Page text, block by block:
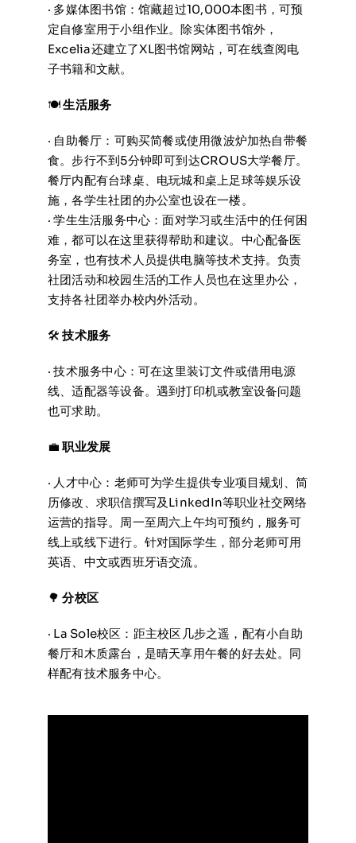
· 多媒体图书馆：馆藏超过10,000本图书，可预
定自修室用于小组作业。除实体图书馆外，
Excelia还建立了XL图书馆网站，可在线查阅电
子书籍和文献。
🍽️生活服务
· 自助餐厅：可购买简餐或使用微波炉加热自带餐
食。步行不到5分钟即可到达CROUS大学餐厅。
餐厅内配有台球桌、电玩城和桌上足球等娱乐设
施，各学生社团的办公室也设在一楼。
· 学生生活服务中心：面对学习或生活中的任何困
难，都可以在这里获得帮助和建议。中心配备医
务室，也有技术人员提供电脑等技术支持。负责
社团活动和校园生活的工作人员也在这里办公，
支持各社团举办校内外活动。
🛠️技术服务
· 技术服务中心：可在这里装订文件或借用电源
线、适配器等设备。遇到打印机或教室设备问题
也可求助。
💼职业发展
· 人才中心：老师可为学生提供专业项目规划、简
历修改、求职信撰写及LinkedIn等职业社交网络
运营的指导。周一至周六上午均可预约，服务可
线上或线下进行。针对国际学生，部分老师可用
英语、中文或西班牙语交流。
🌳分校区
· La Sole校区：距主校区几步之遥，配有小自助
餐厅和木质露台，是晴天享用午餐的好去处。同
样配有技术服务中心。